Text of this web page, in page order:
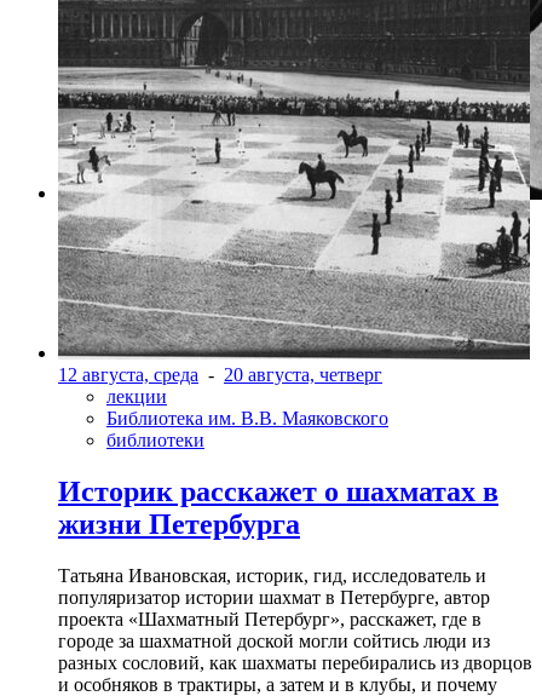
Фото: rosphoto.org
12 августа, среда - 20 августа, четверг
лекции
Библиотека им. В.В. Маяковского
библиотеки
Историк расскажет о шахматах в
жизни Петербурга
Татьяна Ивановская, историк, гид, исследователь и
популяризатор истории шахмат в Петербурге, автор
проекта «Шахматный Петербург», расскажет, где в
городе за шахматной доской могли сойтись люди из
разных сословий, как шахматы перебирались из дворцов
и особняков в трактиры, а затем и в клубы, и почему